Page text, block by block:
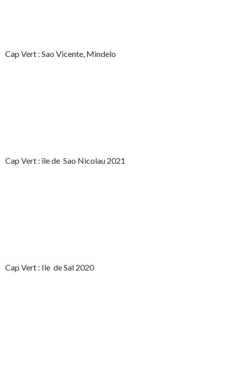
Cap Vert : Sao Vicente, Mindelo
Cap Vert : île de Sao Nicolau 2021
Cap Vert : Ile de Sal 2020